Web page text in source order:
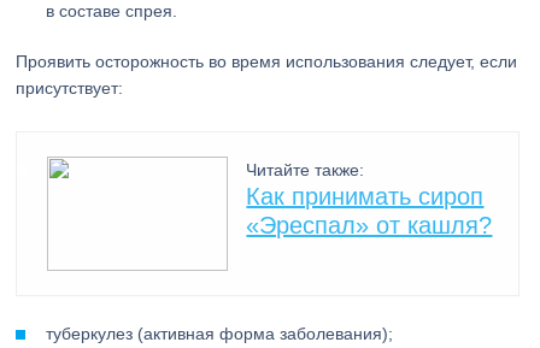
в составе спрея.
Проявить осторожность во время использования следует, если
присутствует:
Читайте также:
Как принимать сироп
«Эреспал» от кашля?
туберкулез (активная форма заболевания);